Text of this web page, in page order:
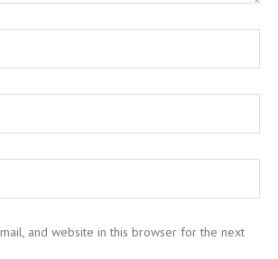
and website in this browser for the next